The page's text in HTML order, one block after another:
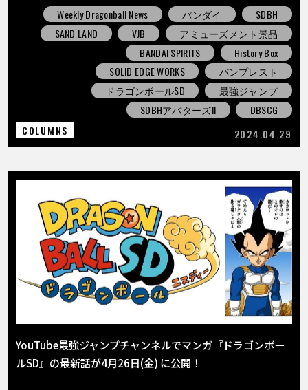
Weekly Dragonball News バンダイ
SDBH
SAND LAND
VJB
アミューズメント景品
BANDAI SPIRITS
History Box
SOLID EDGE WORKS
バンプレスト
ドラゴンボールSD
最強ジャンプ
SDBHアバターズ!!
DBSCG
COLUMNS
2024.04.29
YouTube最強ジャンプチャンネルでマンガ『ドラゴンボー
ルSD』の最新話が4月26日(金) に公開！